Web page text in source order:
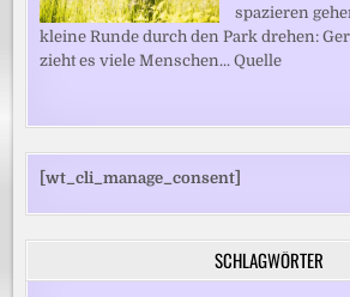
spazieren
kleine Runde durch den Park drehen:
zieht es viele Menschen... Quelle
[wt_cli_manage_consent]
SCHLAGWÖRTER